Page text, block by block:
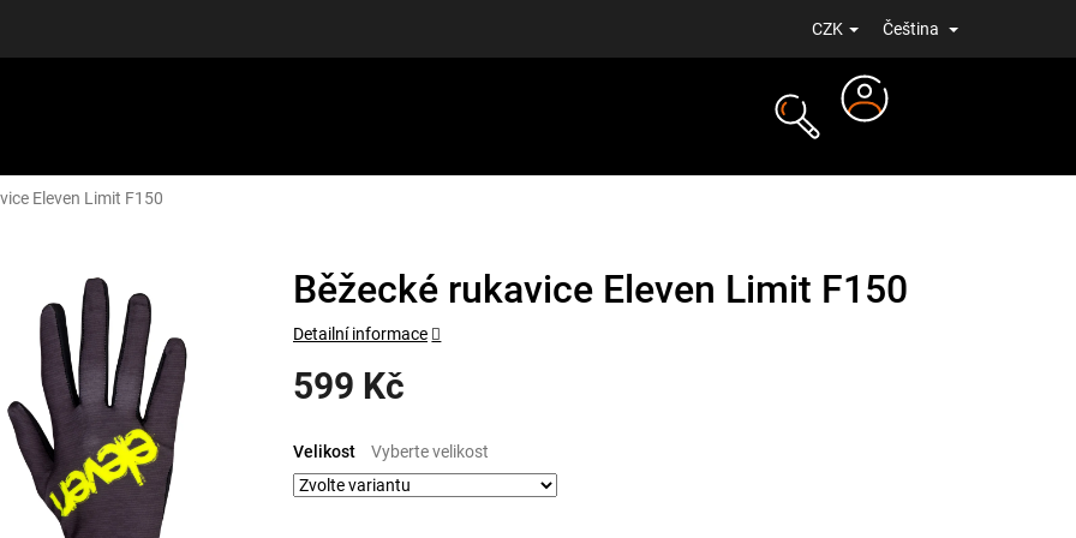
CZK Čeština
Eleven Limit F150
Běžecké rukavice Eleven Limit F150
599 Kč
cena:
Velikost
Detailní informace